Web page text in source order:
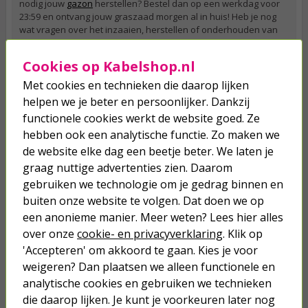
nodig jouw gazon herstellen? Bestel dan op een werkdag voor
23:59 en ontvang jouw graszaad morgen al in huis! Heb je nog
wat vragen over het inzaaien, herstellen of onderhouden van
jouw gazon: onze klantenservice staat elke werkdag tussen
op de website en Facebook.
Veelgestelde vragen
Wat is de beste maand om gras te zaaien?
Je kunt het beste tussen februari en oktober gras inzaaien,
waarbij een minimale bodemtemperatuur van 10 °C nodig is.
Hoe lang duurt het voordat gezaaid gras groeit?
Gemiddeld duurt het twee tot vier weken voordat gras helemaal
ontkiemt. Je kunt ook kiezen voor graszaad dat extra snel
ontkiemt.
Hoe lang mag je niet op gezaaid gras lopen?
Wacht totdat het gras helemaal is ontkiemd, dit duurt gemiddeld
twee tot vier weken.
Cookies op Kabelshop.nl
Met cookies en technieken die daarop lijken
helpen we je beter en persoonlijker. Dankzij
functionele cookies werkt de website goed. Ze
hebben ook een analytische functie. Zo maken we
de website elke dag een beetje beter. We laten je
graag nuttige advertenties zien. Daarom
gebruiken we technologie om je gedrag binnen en
buiten onze website te volgen. Dat doen we op
een anonieme manier. Meer weten? Lees hier alles
over onze cookie- en privacyverklaring. Klik op
'Accepteren' om akkoord te gaan. Kies je voor
weigeren? Dan plaatsen we alleen functionele en
analytische cookies en gebruiken we technieken
die daarop lijken. Je kunt je voorkeuren later nog